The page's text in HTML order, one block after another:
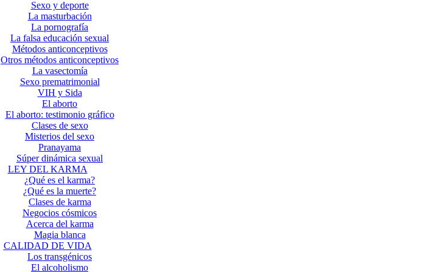
Sexo y deporte
La masturbación
La pornografía
La falsa educación sexual
Métodos anticonceptivos
Otros métodos anticonceptivos
La vasectomía
Sexo prematrimonial
VIH y Sida
El aborto
El aborto: testimonio gráfico
Clases de sexo
Misterios del sexo
Pranayama
Súper dinámica sexual
LEY DEL KARMA
¿Qué es el karma?
¿Qué es la muerte?
Clases de karma
Negocios cósmicos
Acerca del karma
Magia blanca
CALIDAD DE VIDA
Los transgénicos
El alcoholismo